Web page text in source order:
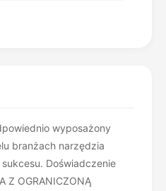
wyposażony
branżach narzędzia
Doświadczenie
Z OGRANICZONĄ